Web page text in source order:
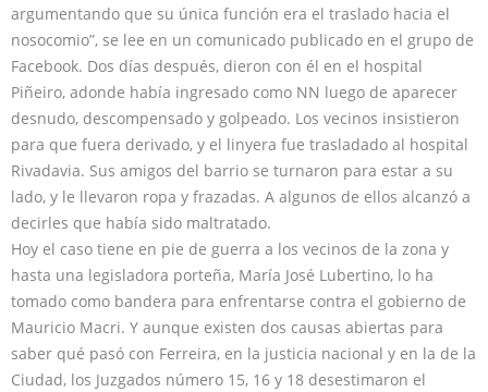
argumentando que su única función era el traslado hacia el
nosocomio”, se lee en un comunicado publicado en el grupo de
Facebook. Dos días después, dieron con él en el hospital
Piñeiro, adonde había ingresado como NN luego de aparecer
desnudo, descompensado y golpeado. Los vecinos insistieron
para que fuera derivado, y el linyera fue trasladado al hospital
Rivadavia. Sus amigos del barrio se turnaron para estar a su
lado, y le llevaron ropa y frazadas. A algunos de ellos alcanzó a
decirles que había sido maltratado.
Hoy el caso tiene en pie de guerra a los vecinos de la zona y
hasta una legisladora porteña, María José Lubertino, lo ha
tomado como bandera para enfrentarse contra el gobierno de
Mauricio Macri. Y aunque existen dos causas abiertas para
saber qué pasó con Ferreira, en la justicia nacional y en la de la
Ciudad, los Juzgados número 15, 16 y 18 desestimaron el